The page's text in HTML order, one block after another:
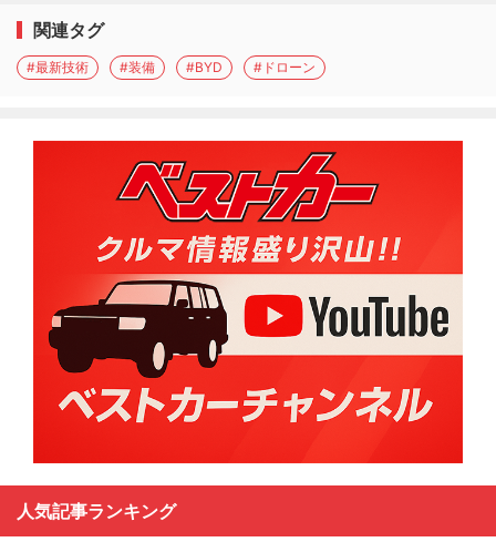
関連タグ
#最新技術 #装備 #BYD #ドローン
人気記事ランキング